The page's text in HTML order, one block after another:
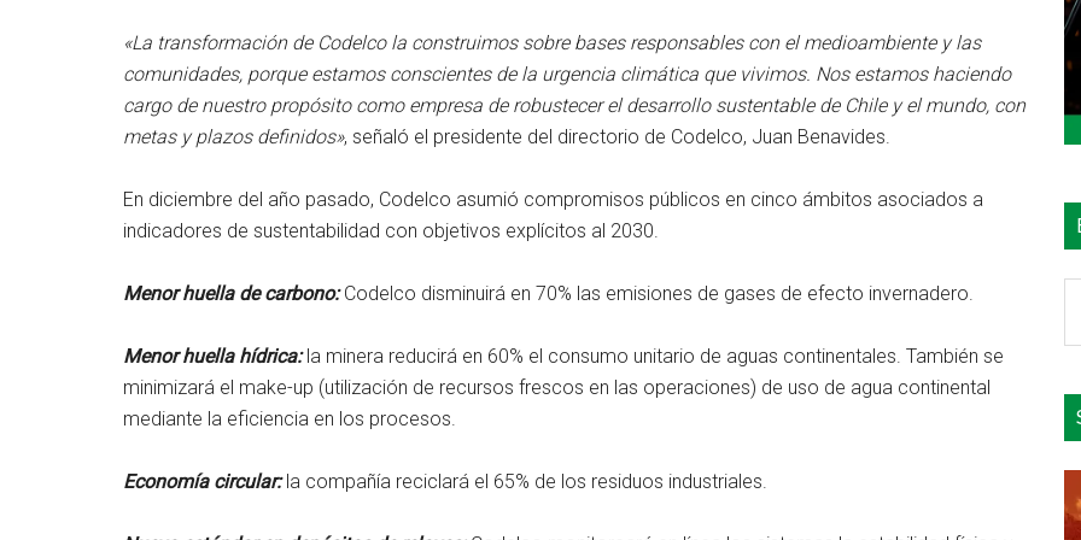
«La transformación de Codelco la construimos sobre bases responsables con el medioambiente y las
comunidades, porque estamos conscientes de la urgencia climática que vivimos. Nos estamos haciendo
cargo de nuestro propósito como empresa de robustecer el desarrollo sustentable de Chile y el mundo, con
metas y plazos definidos», señaló el presidente del directorio de Codelco, Juan Benavides.
En diciembre del año pasado, Codelco asumió compromisos públicos en cinco ámbitos asociados a
indicadores de sustentabilidad con objetivos explícitos al 2030.
Menor huella de carbono:Codelco disminuirá en 70% las emisiones de gases de efecto invernadero.
Menor huella hídrica:la minera reducirá en 60% el consumo unitario de aguas continentales. También se
minimizará el make-up (utilización de recursos frescos en las operaciones) de uso de agua continental
mediante la eficiencia en los procesos.
Economía circular:la compañía reciclará el 65% de los residuos industriales.